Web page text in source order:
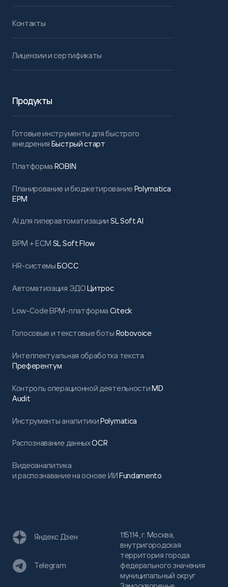
Контакты
Лицензии и сертификаты
Продукты
Готовые инструменты для быстрого
внедрения Быстрый старт
Платформа ROBIN
Планирование и бюджетированиеPolymatica
EPM
AI для гиперавтоматизации SL Soft AI
BPM + ECM SL Soft Flow
HR-системыБОСС
Автоматизация ЭДОЦитрос
Low-Code BPM-платформа Citeck
Голосовые и текстовые боты Robovoice
Интеллектуальная обработка текста
Преферентум
Контроль операционной деятельностиMD
Audit
Инструменты аналитикиPolymatica
Распознавание данныхOCR
Видеоаналитика
и распознавание на основе ИИFundamento
115114, г. Москва,
внутригородская
территория города
федерального значения
муниципальный округ
Яндекс Дзен
Telegram